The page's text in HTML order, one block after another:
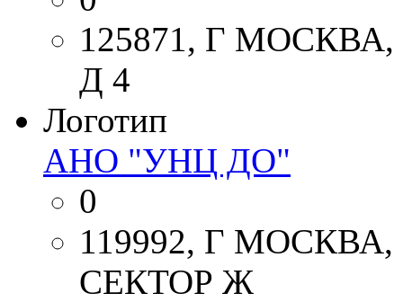
125871, Г
Д 4
Логотип
АНО "УНЦ ДО"
0
119992, Г
СЕКТОР Ж